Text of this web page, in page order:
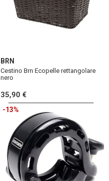
BRN
Cestino Brn Ecopelle rettangolare
nero
35,90 €
-13%